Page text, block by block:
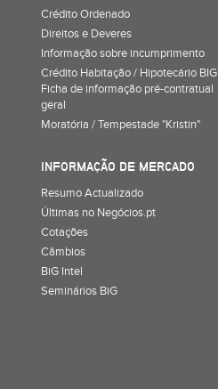
Crédito Ordenado
Direitos e Deveres
Informação sobre incumprimento
Crédito Habitação / Hipotecário BIG
Ficha de informação pré-contratual
geral
Moratória / Tempestade "Kristin"
INFORMAÇÃO DE MERCADO
Resumo Actualizado
Últimas no Negócios.pt
Cotações
Câmbios
BiG Intel
Seminários BiG